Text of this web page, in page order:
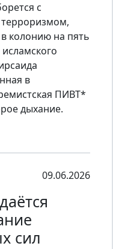
с
колонию на пять
в
ПИВТ*
дыхание.
09.06.2026
сил